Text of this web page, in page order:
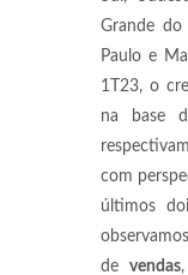
Grande do
Paulo e
1T23, o
na base
com
últimos
devendas